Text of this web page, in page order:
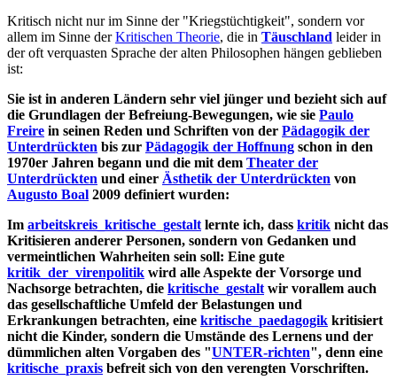
Kritisch nicht nur im Sinne der "Kriegstüchtigkeit", sondern vor
allem im Sinne derKritischen Theorie, die in Täuschland leider in
der oft verquasten Sprache der alten Philosophen hängen geblieben
ist:
Sie ist in anderen Ländern sehr viel jünger und bezieht sich auf
die Grundlagen der Befreiung-Bewegungen, wie sie Paulo
Freire in seinen Reden und Schriften von der Pädagogik der
Unterdrückten bis zur Pädagogik der Hoffnung schon in den
1970er Jahren begann und die mit dem Theater der
Unterdrückten und einer Ästhetik der Unterdrückten von
Augusto Boal 2009 definiert wurden:
Im arbeitskreis_kritische_gestaltlernte ich, dass kritik nicht das
Kritisieren anderer Personen, sondern von Gedanken und
vermeintlichen Wahrheiten sein soll: Eine gute
kritik_der_virenpolitik wird alle Aspekte der Vorsorge und
Nachsorge betrachten, die kritische_gestaltwir vorallem auch
das gesellschaftliche Umfeld der Belastungen und
Erkrankungen betrachten, eine kritische_paedagogik kritisiert
nicht die Kinder, sondern die Umstände des Lernens und der
dümmlichen alten Vorgaben des "UNTER-richten", denn eine
kritische_praxis befreit sich von den verengten Vorschriften.